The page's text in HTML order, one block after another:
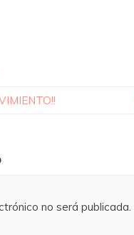
no será publicada.